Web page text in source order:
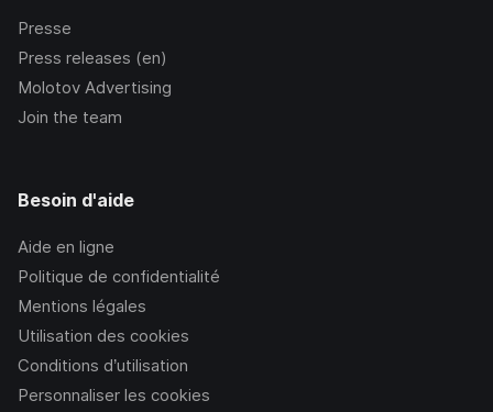
Presse
Press releases (en)
Molotov Advertising
Join the team
Besoin d'aide
Aide en ligne
Politique de confidentialité
Mentions légales
Utilisation des cookies
Conditions d’utilisation
Personnaliser les cookies